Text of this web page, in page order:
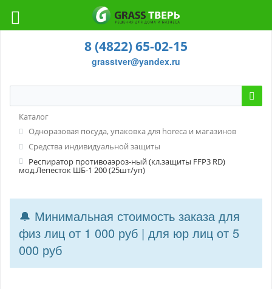
8 (4822) 65-02-15
grasstver@yandex.ru
Каталог
Одноразовая посуда, упаковка для horeca и магазинов
Средства индивидуальной защиты
Респиратор противоаэроз-ный (кл.защиты FFP3 RD)
мод.Лепесток ШБ-1 200 (25шт/уп)
🔔 Минимальная стоимость заказа для
физ лиц от 1 000 руб | для юр лиц от 5
000 руб